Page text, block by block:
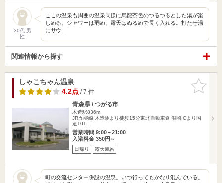
30代 男
性
ここの温泉も周囲の温泉同様に烏龍茶色のつるつるとした湯が楽
しめる。シャワーは弱め、露天はぬるめで長く入れる。打たせ湯
にサウ…
関連情報から探す
お気に入
りに追加
しゃこちゃん温泉
4.2点/ 7 件
青森県 / つがる市
木造駅836m
JR五能線 木造駅より徒歩15分東北自動車道 浪岡ICより国
道101…
営業時間 9:00～21:00
入浴料金 350円～
日帰り 露天風呂
町の交流センター併設の温泉。いつ行ってもかなり混んでいる。